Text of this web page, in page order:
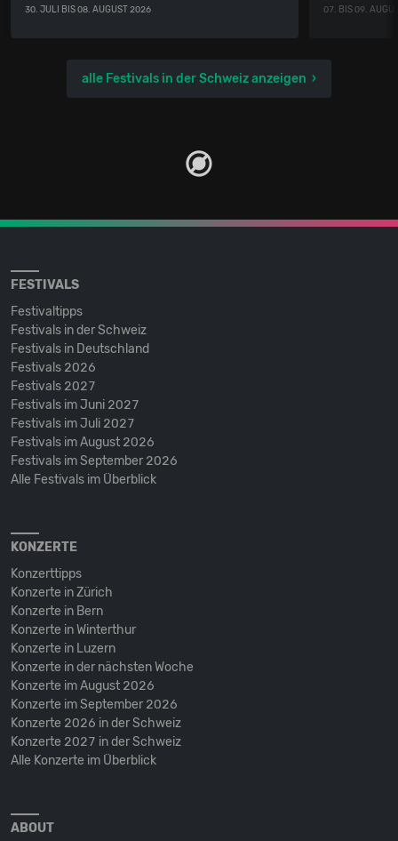
30. JULI BIS 08. AUGUST 2026 07. BIS 09.
alle Festivals in der Schweiz anzeigen
FESTIVALS
Festivaltipps
Festivals in der Schweiz
Festivals in Deutschland
Festivals 2026
Festivals 2027
Festivals im Juni 2027
Festivals im Juli 2027
Festivals im August 2026
Festivals im September 2026
Alle Festivals im Überblick
KONZERTE
Konzerttipps
Konzerte in Zürich
Konzerte in Bern
Konzerte in Winterthur
Konzerte in Luzern
Konzerte in der nächsten Woche
Konzerte im August 2026
Konzerte im September 2026
Konzerte 2026 in der Schweiz
Konzerte 2027 in der Schweiz
Alle Konzerte im Überblick
ABOUT